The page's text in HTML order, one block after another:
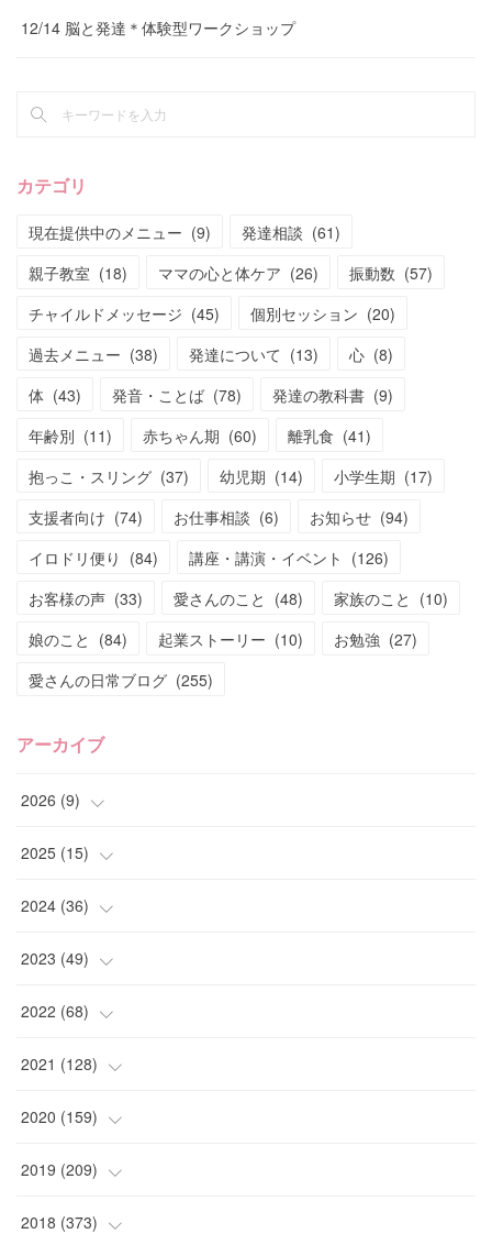
12/14 脳と発達＊体験型ワークショップ
カテゴリ
現在提供中のメニュー (9) 発達相談 (61)
親子教室 (18) ママの心と体ケア (26) 振動数 (57)
チャイルドメッセージ (45) 個別セッション (20)
過去メニュー (38) 発達について (13) 心 (8)
体 (43) 発音・ことば (78) 発達の教科書 (9)
年齢別 (11) 赤ちゃん期 (60) 離乳食 (41)
抱っこ・スリング (37) 幼児期 (14) 小学生期 (17)
支援者向け (74) お仕事相談 (6) お知らせ (94)
イロドリ便り (84) 講座・講演・イベント (126)
お客様の声 (33) 愛さんのこと (48) 家族のこと (10)
娘のこと (84) 起業ストーリー (10) お勉強 (27)
愛さんの日常ブログ (255)
アーカイブ
2026 (9)
(4)
(2)
(1)
(2)
2025 (15)
(4)
(2)
(2)
(3)
( 1)
2024 (36)
(2)
(2)
(1)
( 4)
( 3)
2023 (49)
(1)
(2)
( 5)
(5)
(3)
2022 (68)
(6)
( 6)
(3)
(4)
2021 (128)
(10)
(9)
(7)
2020 (159)
(15)
(11)
2019 (209)
(16)
2018 (373)